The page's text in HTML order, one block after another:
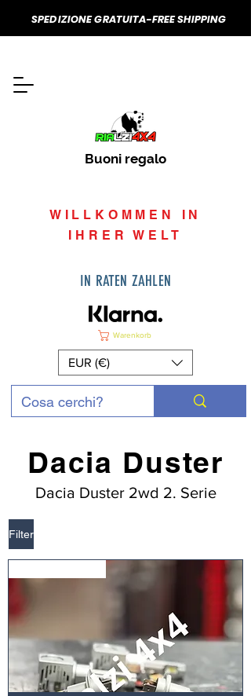
Buoni regalo
WILLKOMMEN IN
IHRER WELT
IN RATEN ZAHLEN
Warenkorb
EUR (€)
SPEDIZIONE GRATUITA-FREE SHIPPING
Dacia Duster
Dacia Duster 2wd 2. Serie
Filter